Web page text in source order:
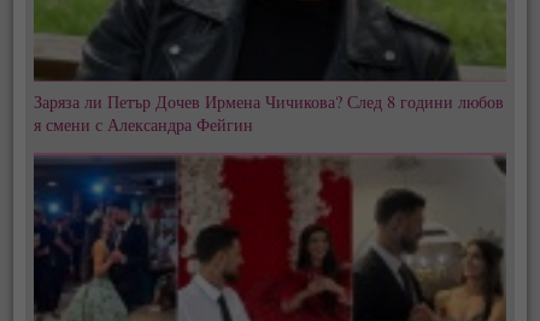
Заряза ли Петър Дочев Ирмена Чичикова? След 8 години любов
я смени с Александра Фейгин